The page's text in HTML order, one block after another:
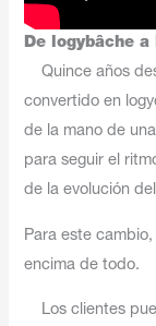
De logybâche
Quince años
convertido en
de la mano de
para seguir el
de la evolución
Para este
encima de todo.
Los clientes